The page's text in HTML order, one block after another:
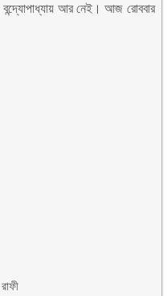
আর নেই। আজ রোববার